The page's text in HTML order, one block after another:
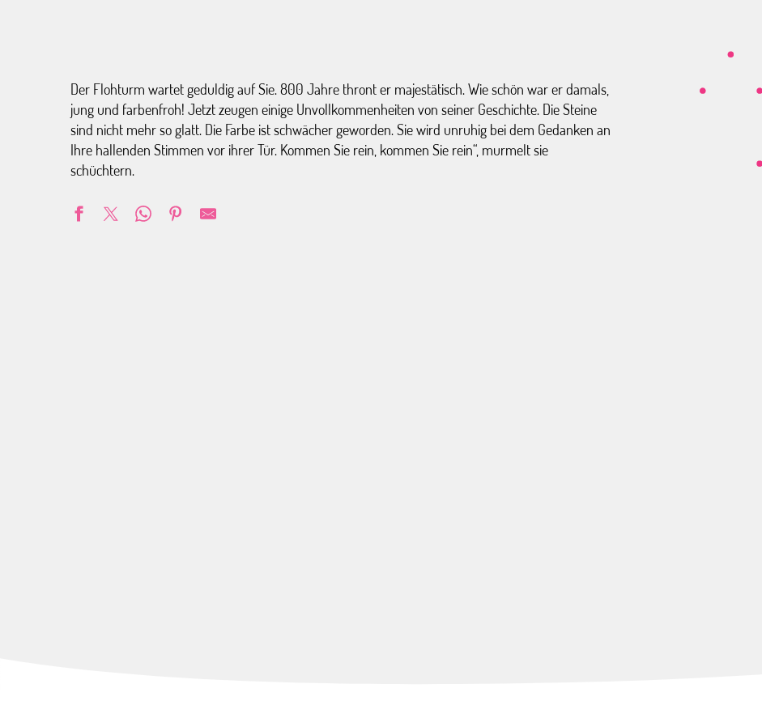
Der Flohturm wartet geduldig auf Sie. 800 Jahre thront er majestätisch. Wie schön war er damals,
jung und farbenfroh! Jetzt zeugen einige Unvollkommenheiten von seiner Geschichte. Die Steine
sind nicht mehr so glatt. Die Farbe ist schwächer geworden. Sie wird unruhig bei dem Gedanken an
Ihre hallenden Stimmen vor ihrer Tür. Kommen Sie rein, kommen Sie rein“, murmelt sie
schüchtern.